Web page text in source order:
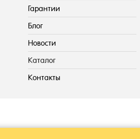
Гарантии
Блог
Новости
Каталог
Контакты